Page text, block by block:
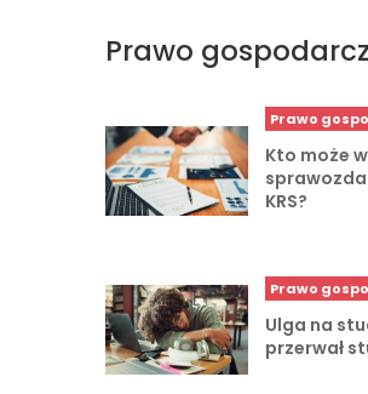
Prawo
Prawo
Kto może
KRS?
Prawo
Ulga na
przerwał